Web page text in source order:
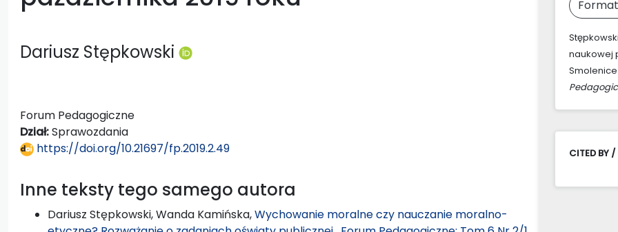
Dariusz Stępkowski
Forum Pedagogiczne
Dział:Sprawozdania
https://doi.org/10.21697/fp.2019.2.49
Inne teksty tego samego autora
Dariusz Stępkowski, Wanda Kamińska,Wychowanie moralne czy nauczanie moralno-
naukowej
Smolenice
CITED BY /